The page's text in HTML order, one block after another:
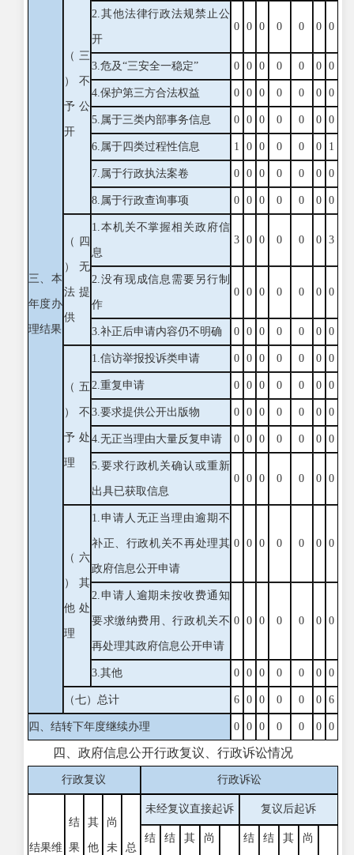
三、本
年度办
理结果
（三
）不
予公
开
2.其他法律行政法规禁止公
开
0 0 0 0 0 0 0
3.危及“三安全一稳定” 0 0 0 0 0 0 0
4.保护第三方合法权益 0 0 0 0 0 0 0
5.属于三类内部事务信息 0 0 0 0 0 0 0
6.属于四类过程性信息 1 0 0 0 0 0 1
7.属于行政执法案卷 0 0 0 0 0 0 0
8.属于行政查询事项 0 0 0 0 0 0 0
（四
）无
法提
供
1.本机关不掌握相关政府信
息
3 0 0 0 0 0 3
2.没有现成信息需要另行制
作
0 0 0 0 0 0 0
3.补正后申请内容仍不明确 0 0 0 0 0 0 0
（五
）不
予处
理
1.信访举报投诉类申请 0 0 0 0 0 0 0
2.重复申请 0 0 0 0 0 0 0
3.要求提供公开出版物 0 0 0 0 0 0 0
4.无正当理由大量反复申请 0 0 0 0 0 0 0
5.要求行政机关确认或重新
出具已获取信息
0 0 0 0 0 0 0
（六
）其
他处
理
1.申请人无正当理由逾期不
补正、行政机关不再处理其
政府信息公开申请
0 0 0 0 0 0 0
2.申请人逾期未按收费通知
要求缴纳费用、行政机关不
再处理其政府信息公开申请
0 0 0 0 0 0 0
3.其他 0 0 0 0 0 0 0
（七）总计 6 0 0 0 0 0 6
四、结转下年度继续办理 0 0 0 0 0 0 0
四、政府信息公开行政复议、行政诉讼情况
行政复议 行政诉讼
结果维
结
果
其
他
尚
未 总
未经复议直接起诉 复议后起诉
结 结 其 尚 结 结 其 尚